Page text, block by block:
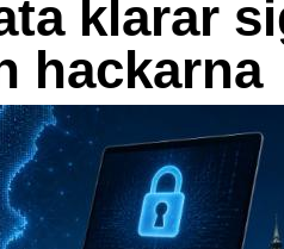
klarar
hackarna